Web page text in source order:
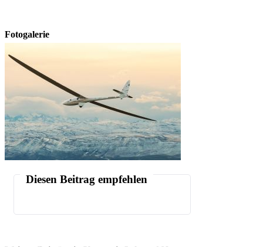
Fotogalerie
Diesen Beitrag empfehlen